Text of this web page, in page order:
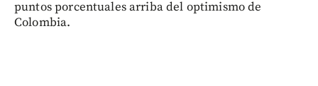
puntos porcentuales arriba del optimismo de
Colombia.